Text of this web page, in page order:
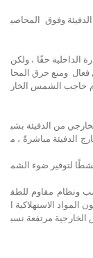
وفوق المحاصي
الداخلية حقًا ، ولكن
ومنع حرق المحا
حاجب الشمس الخار
من الدفيئة بشب
الدفيئة مباشرةً ، م
لتوفير ضوء الشم
ونظام مقاوم للطق
الاستهلاكية ا
مرتفعة نسب